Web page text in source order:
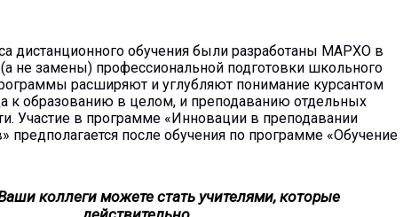
дистанционного обучения были разработаны МАРХО в
не замены) профессиональной подготовки школьного
расширяют и углубляют понимание курсантом
к образованию в целом, и преподаванию отдельных
Участие в программе «Инновации в преподавании
после обучения по программе «Обучение
коллеги можете стать учителями, которые